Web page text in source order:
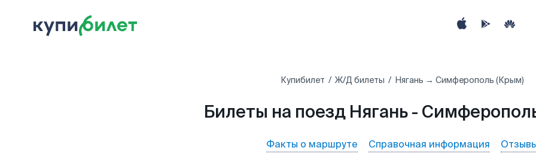
Купибилет Ж/Д билеты Нягань → Симферополь (Крым)
Билеты на поезд Нягань -
Факты о маршруте Справочная информация